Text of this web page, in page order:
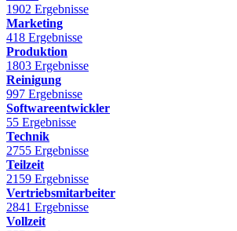
1902 Ergebnisse
Marketing
418 Ergebnisse
Produktion
1803 Ergebnisse
Reinigung
997 Ergebnisse
Softwareentwickler
55 Ergebnisse
Technik
2755 Ergebnisse
Teilzeit
2159 Ergebnisse
Vertriebsmitarbeiter
2841 Ergebnisse
Vollzeit